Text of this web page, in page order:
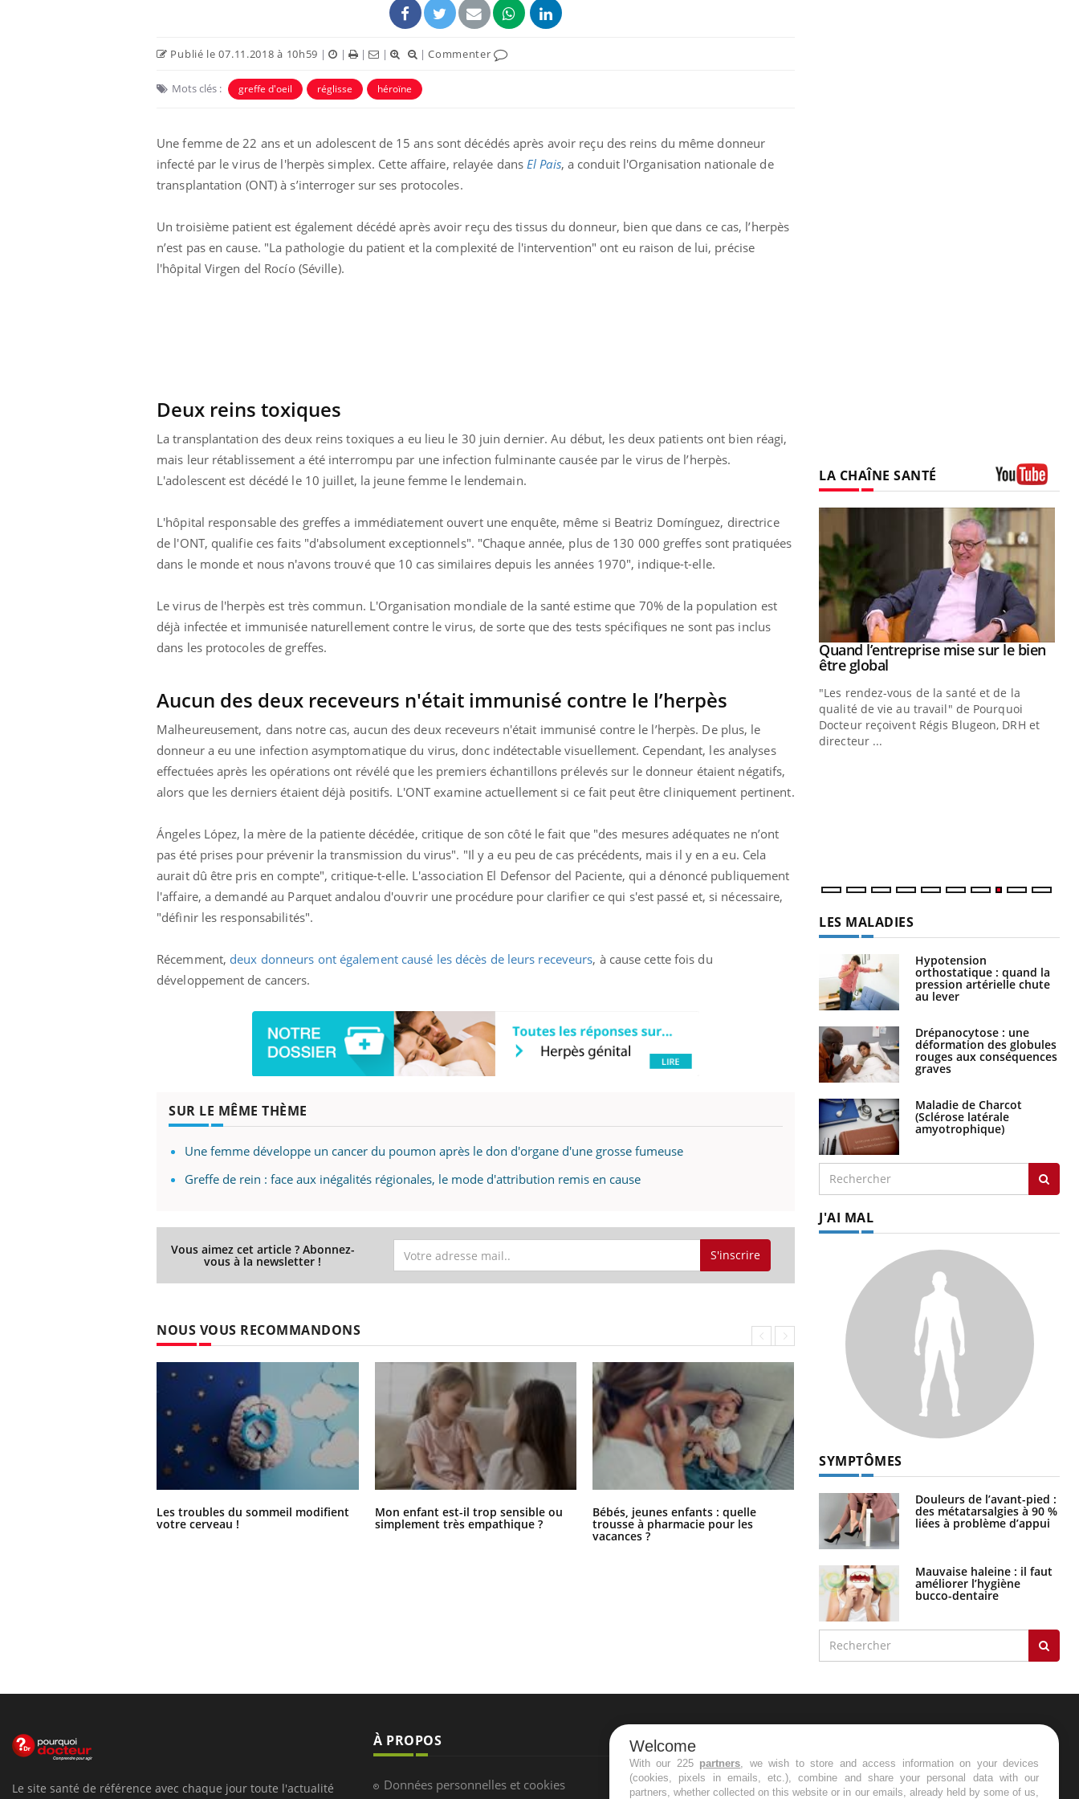
Publié le 07.11.2018 à 10h59 | | | | |Commenter
Mots clés : greffe d'oeil réglisse héroïne
Une femme de 22 ans et un adolescent de 15 ans sont décédés après avoir reçu des reins du même donneur
infecté par le virus de l'herpès simplex. Cette affaire, relayée dans El Pais, a conduit l'Organisation nationale de
transplantation (ONT) à s’interroger sur ses protocoles.
Un troisième patient est également décédé après avoir reçu des tissus du donneur, bien que dans ce cas, l’herpès
n’est pas en cause. "La pathologie du patient et la complexité de l'intervention" ont eu raison de lui, précise
l'hôpital Virgen del Rocío (Séville).
Deux reins toxiques
La transplantation des deux reins toxiques a eu lieu le 30 juin dernier. Au début, les deux patients ont bien réagi,
mais leur rétablissement a été interrompu par une infection fulminante causée par le virus de l’herpès.
L'adolescent est décédé le 10 juillet, la jeune femme le lendemain.
L'hôpital responsable des greffes a immédiatement ouvert une enquête, même si Beatriz Domínguez, directrice
de l'ONT, qualifie ces faits "d'absolument exceptionnels". "Chaque année, plus de 130 000 greffes sont pratiquées
dans le monde et nous n'avons trouvé que 10 cas similaires depuis les années 1970", indique-t-elle.
Le virus de l'herpès est très commun. L'Organisation mondiale de la santé estime que 70% de la population est
déjà infectée et immunisée naturellement contre le virus, de sorte que des tests spécifiques ne sont pas inclus
dans les protocoles de greffes.
Aucun des deux receveurs n'était immunisé contre le l’herpès
Malheureusement, dans notre cas, aucun des deux receveurs n'était immunisé contre le l’herpès. De plus, le
donneur a eu une infection asymptomatique du virus, donc indétectable visuellement. Cependant, les analyses
effectuées après les opérations ont révélé que les premiers échantillons prélevés sur le donneur étaient négatifs,
alors que les derniers étaient déjà positifs. L'ONT examine actuellement si ce fait peut être cliniquement pertinent.
Ángeles López, la mère de la patiente décédée, critique de son côté le fait que "des mesures adéquates ne n’ont
pas été prises pour prévenir la transmission du virus". "Il y a eu peu de cas précédents, mais il y en a eu. Cela
aurait dû être pris en compte", critique-t-elle. L'association El Defensor del Paciente, qui a dénoncé publiquement
l'affaire, a demandé au Parquet andalou d'ouvrir une procédure pour clarifier ce qui s'est passé et, si nécessaire,
"définir les responsabilités".
Récemment, deux donneurs ont également causé les décès de leurs receveurs, à cause cette fois du
développement de cancers.
SUR LE MÊME THÈME
Une femme développe un cancer du poumon après le don d'organe d'une grosse fumeuse
Greffe de rein : face aux inégalités régionales, le mode d'attribution remis en cause
Vous aimez cet article ? Abonnez-
vous à la newsletter ! S'inscrire
NOUS VOUS RECOMMANDONS
Les troubles du sommeil modifient
votre cerveau !
Mon enfant est-il trop sensible ou
simplement très empathique ?
Bébés, jeunes enfants : quelle
trousse à pharmacie pour les
vacances ?
Syndrome métabolique : quels sont
les meilleurs exercices physiques ?
LA CHAÎNE SANTÉ
Diabète & Ramadan 2026Youtube
nombreuses personnes atteintes de
diabète, c'est une période de questions, de
défis, mais ...
Un établissement lié à un groupe
mutualiste innove en matière de bilan de
santé : l'utilisation d'un « jumeau
numérique » permet ...
Youtube
nouveau rendez-vous culinaire qui
bouscule les idées reçues ! Dans cet
épisode, une ...
Youtube
Quand l’entreprise mise sur le bien
être globalYoutube
"Les rendez-vous de la santé et de la
qualité de vie au travail" de Pourquoi
Docteur reçoivent Régis Blugeon, DRH et
directeur ...
LES MALADIES
Hypotension
orthostatique : quand la
pression artérielle chute
au lever
Drépanocytose : une
déformation des globules
rouges aux conséquences
graves
Maladie de Charcot
(Sclérose latérale
amyotrophique)
J'AI MAL
SYMPTÔMES
Douleurs de l’avant-pied :
des métatarsalgies à 90 %
liées à problème d’appui
Mauvaise haleine : il faut
améliorer l’hygiène
bucco-dentaire
Le site santé de référence avec chaque jour toute l'actualité
À PROPOS
Données personnelles et cookies
NEWSLETTER
Recevez toutes les semaines les meilleures
infos santé
Welcome
With our 225 partners, we wish to store and access information on your devices
(cookies, pixels in emails, etc.), combine and share your personal data with our
partners, whether collected on this website or in our emails, already held by some of us,